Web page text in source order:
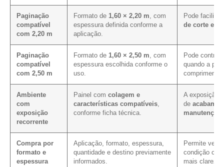
Paginação
compatível
com 2,20 m
Formato de 1,60 × 2,20 m , com
espessura definida conforme a
aplicação.
Pode
de corte e
Paginação
compatível
com 2,50 m
Formato de 1,60 × 2,50 m , com
espessura escolhida conforme o
uso.
Pode
quando a
comprimento
Ambiente
com
exposição
recorrente
Painel com colagem e
características compatíveis
conforme ficha técnica.
A exposição
de
manutenção
Compra por
formato e
espessura
Aplicação, formato, espessura,
quantidade e destino previamente
informados.
Permite
condição
mais clareza.